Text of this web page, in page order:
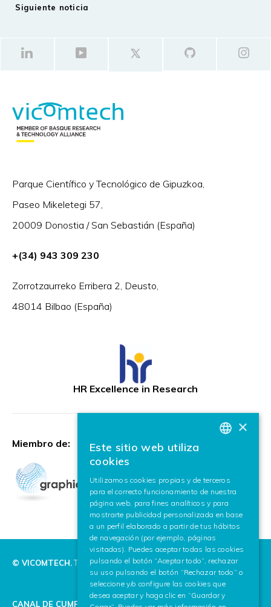
Siguiente noticia
Parque Científico y Tecnológico de Gipuzkoa,
Paseo Mikeletegi 57,
20009 Donostia / San Sebastián (España)
+(34) 943 309 230
Zorrotzaurreko Erribera 2, Deusto,
48014 Bilbao (España)
HR Excellence in Research
Miembro de:
© VICOMTECH.Todos los derechos reservados.
CANAL DE CUMPLIMIENTO
ENGLISH
×
Este sitio web utiliza
cookies
Utilizamos cookies propias y de terceros
para el correcto funcionamiento de nuestra
página web, para fines analíticos y para
mostrarte publicidad personalizada en base
a un perfil elaborado a partir de tus hábitos
de navegación (por ejemplo, páginas
visitadas). Puedes aceptar todas las cookies
pulsando el botón “Aceptar todo”, rechazar
su uso pulsando el botón “Rechazar todo” o
seleccione y/o configure las cookies que
desea aceptar y haga clic en “Guardar y